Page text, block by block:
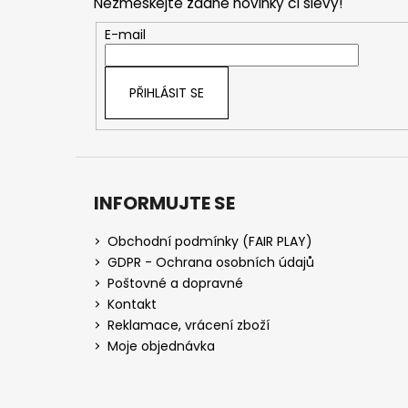
E-mail
PŘIHLÁSIT SE
INFORMUJTE SE
Obchodní podmínky (FAIR PLAY)
GDPR - Ochrana osobních údajů
Poštovné a dopravné
Kontakt
Reklamace, vrácení zboží
Moje objednávka